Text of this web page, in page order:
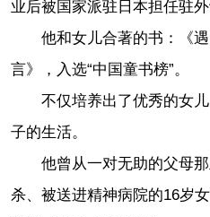
业后被国家派驻日本担任驻外
他和女儿合著的书：《遇
言》，入选“中国童书榜”。
不仅培养出了优秀的女儿
子的生活。
他曾从一对无助的父母那
杀、被送进精神病院的16岁